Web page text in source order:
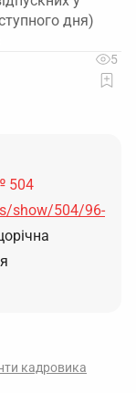
дня)
5
504
show/504/96-
кадровика